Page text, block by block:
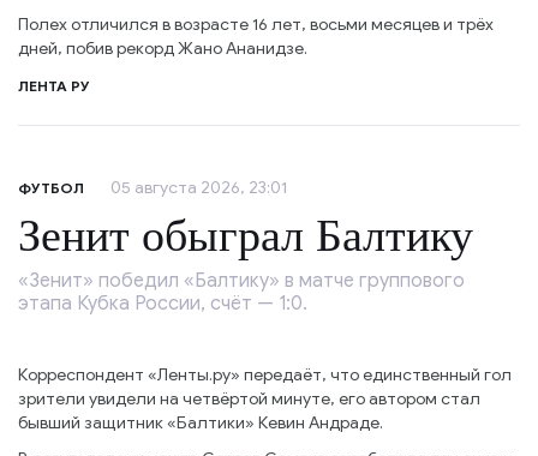
Полех отличился в возрасте 16 лет, восьми месяцев и трёх
дней, побив рекорд Жано Ананидзе.
ЛЕНТА РУ
ФУТБОЛ 05 августа 2026, 23:01
Зенит обыграл Балтику
«Зенит» победил «Балтику» в матче группового
этапа Кубка России, счёт — 1:0.
Корреспондент «Ленты.ру» передаёт, что единственный гол
зрители увидели на четвёртой минуте, его автором стал
бывший защитник «Балтики» Кевин Андраде.